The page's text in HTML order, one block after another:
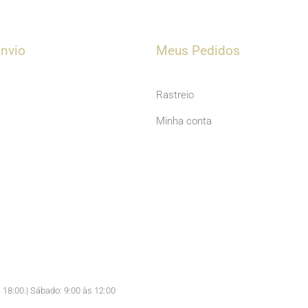
Meus Pedidos
Rastreio
Minha conta
Sábado: 9:00 às 12:00